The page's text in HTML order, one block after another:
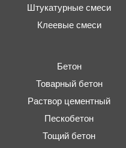
Штукатурные смеси
Клеевые смеси
Бетон
Товарный бетон
Раствор цементный
Пескобетон
Тощий бетон